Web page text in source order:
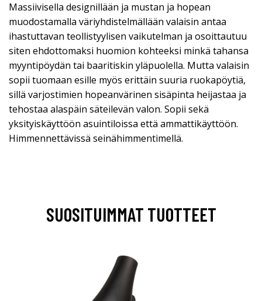
Massiivisella designillään ja mustan ja hopean
muodostamalla väriyhdistelmällään valaisin antaa
ihastuttavan teollistyylisen vaikutelman ja osoittautuu
siten ehdottomaksi huomion kohteeksi minkä tahansa
myyntipöydän tai baaritiskin yläpuolella. Mutta valaisin
sopii tuomaan esille myös erittäin suuria ruokapöytiä,
sillä varjostimien hopeanvärinen sisäpinta heijastaa ja
tehostaa alaspäin säteilevän valon. Sopii sekä
yksityiskäyttöön asuintiloissa että ammattikäyttöön.
Himmennettävissä seinähimmentimellä.
SUOSITUIMMAT TUOTTEET